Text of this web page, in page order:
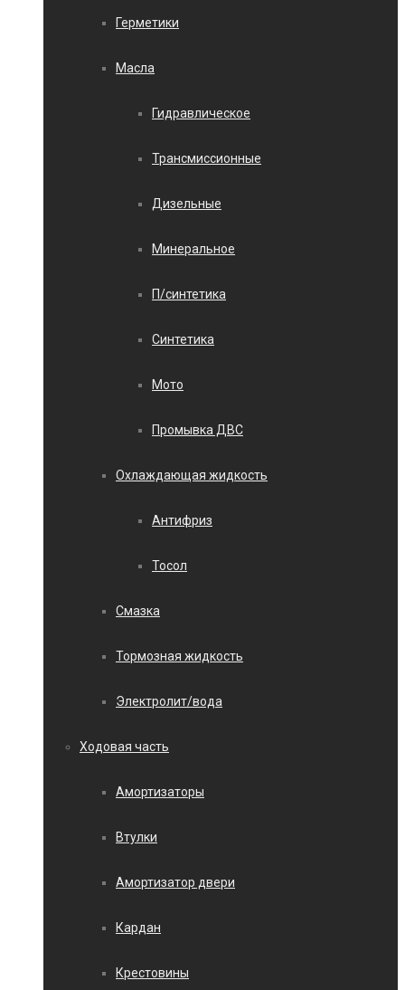
Герметики
Масла
Гидравлическое
Трансмиссионные
Дизельные
Минеральное
П/синтетика
Синтетика
Мото
Промывка ДВС
Охлаждающая жидкость
Антифриз
Тосол
Смазка
Тормозная жидкость
Электролит/вода
Ходовая часть
Амортизаторы
Втулки
Амортизатор двери
Кардан
Крестовины